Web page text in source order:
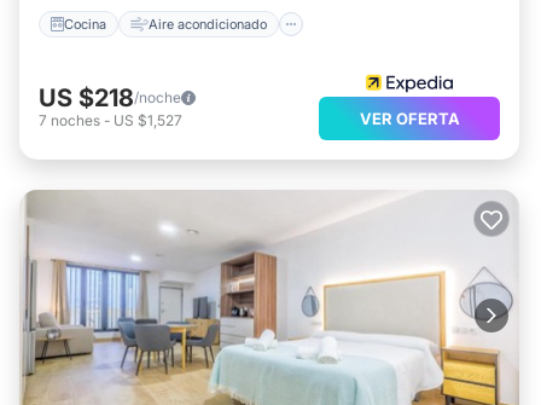
Cocina Aire acondicionado
US $218/noche
7 noches - US $1,527 VER OFERTA